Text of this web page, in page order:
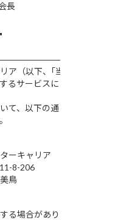
長
ア（以下、｢当社｣
るサービスにおけ
て、以下の通りプ
ーキャリア
8-206
鳥
る場合がありま